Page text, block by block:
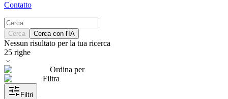
Contatto
Cerca Cerca con l'IA
Nessun risultato per la tua ricerca
25 righe
Ordina per
Filtra
Filtri